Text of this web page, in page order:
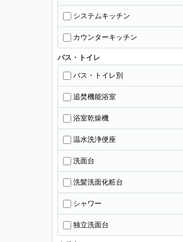
システムキッチン
カウンターキッチン
バス・トイレ
バス・トイレ別
追焚機能浴室
浴室乾燥機
温水洗浄便座
洗面台
洗髪洗面化粧台
シャワー
独立洗面台